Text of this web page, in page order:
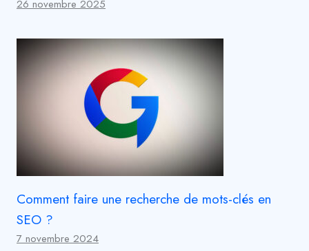
26 novembre 2025
Comment faire une recherche de mots-clés en
SEO ?
7 novembre 2024